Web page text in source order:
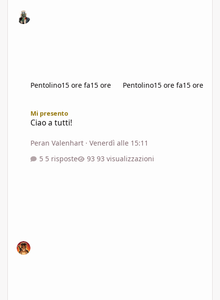
Pentolino15 ore fa15 ore Pentolino15 ore fa15 ore
Mi presento
Ciao a tutti!
Peran Valenhart ·Venerdì alle 15:11
5 risposte
93 visualizzazioni